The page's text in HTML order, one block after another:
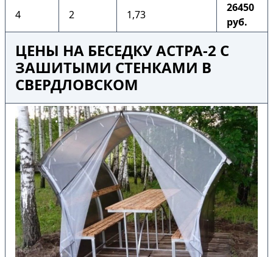
4 2 1,73
26450
руб.
ЦЕНЫ НА БЕСЕДКУ АСТРА-2 С
ЗАШИТЫМИ СТЕНКАМИ В
СВЕРДЛОВСКОМ